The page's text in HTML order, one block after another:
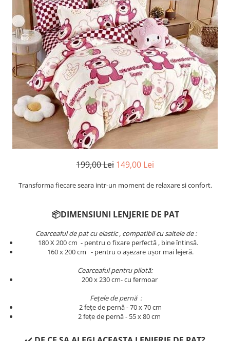
Cearceaf cu elastic
Cearceaf normal
Lenjerii De Pat Creponate
Lenjerii De Pat Bumbac Poplin 2
Persoane
Lenjerii De Pat Bumbac Poplin,
Matlasate, 2 Persoane
Lenjerii De Pat Bumbac Satinat 2
Persoane
Lenjerii De Pat Volanase
Lenjerii De Pat, Finet Premium 3D,
Lenjerii De Pat Jacquard
Lenjerii De Pat Catifea
Set Lenjerie De Pat Blana
Persoane
Set Lenjerie Pat Blanita Iepure, 6
Piese, Cu Pilota Inclusa
Lenjerii De Pat Premium Collection
Set Lenjerie De Pat, 7 Piese, Cu
Pilota / Cuvertura Inclusa
Set Lenjerie De Pat Jacquard Regal,
11 Piese, Cuvertura Inclusa
Lenjerii Damasc Egiptean King Size
199,00 Lei 149,00 Lei
Transforma fiecare seara intr-un moment de relaxare si confort.
📦DIMENSIUNI LENJERIE DE PAT
Cearceaful de pat cu elastic , compatibil cu saltele de :
180 X 200 cm - pentru o fixare perfectă , bine întinsă.
​​​​160 x 200 cm - pentru o așezare ușor mai lejeră.
Cearceaful pentru pilotă:
200 x 230 cm- cu fermoar
Fețele de pernă :
2 fețe de pernă - 70 x 70 cm
2 fețe de pernă - 55 x 80 cm